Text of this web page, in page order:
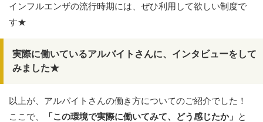
インフルエンザの流行時期には、ぜひ利用して欲しい制度で
す★
実際に働いているアルバイトさんに、インタビューをして
みました★
以上が、アルバイトさんの働き方についてのご紹介でした！
ここで、
「この環境で実際に働いてみて、どう感じたか」 と